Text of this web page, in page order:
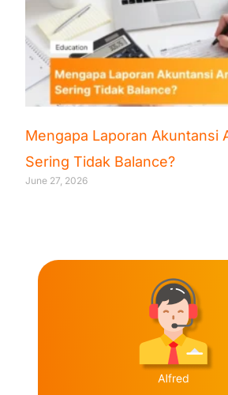
Mengapa Laporan Akuntansi
Sering Tidak Balance?
June 27, 2026